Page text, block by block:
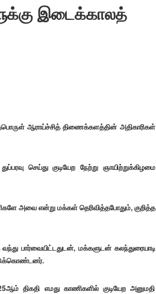
இடைக்காலத்
ஆராய்ச்சித் திணைக்களத்தின் அதிகாரிகள்
செய்து குடியேற நேற்று ஞாயிற்றுக்கிழமை
அவை என்று மக்கள் தெரிவித்தபோதும், குறித்த
பார்வையிட்டதுடன், மக்களுடன் கலந்துரையாடி
திகதி எமது காணிகளில் குடியேற அனுமதி